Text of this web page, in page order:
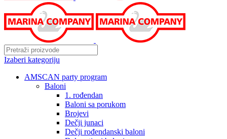
Izaberi kategoriju
AMSCAN party program
Baloni
1. rođendan
Baloni sa porukom
Brojevi
Dečji junaci
Dečji rođendanski baloni